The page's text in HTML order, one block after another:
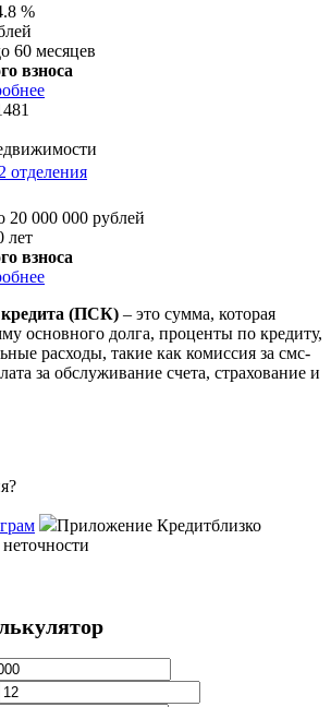
%
60 месяцев
взноса
2 отделения
20 000 000 рублей
лет
взноса
кредита (ПСК) – это сумма, которая
основного долга, проценты по кредиту,
расходы, такие как комиссия за смс-
за обслуживание счета, страхование и
Приложение Кредитблизко